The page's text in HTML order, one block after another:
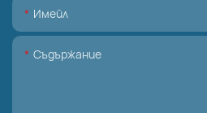
Имейл
Съдържание